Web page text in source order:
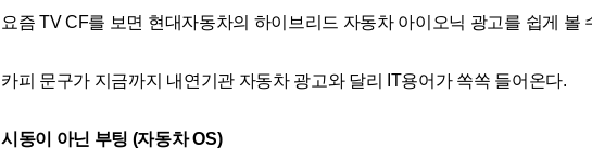
요즘 TV CF를 보면 현대자동차의 하이브리드 자동차 아이오닉 광고를 쉽게 볼
카피 문구가 지금까지 내연기관 자동차 광고와 달리 IT용어가 쏙쏙 들어온다.
시동이 아닌 부팅 (자동차 OS)